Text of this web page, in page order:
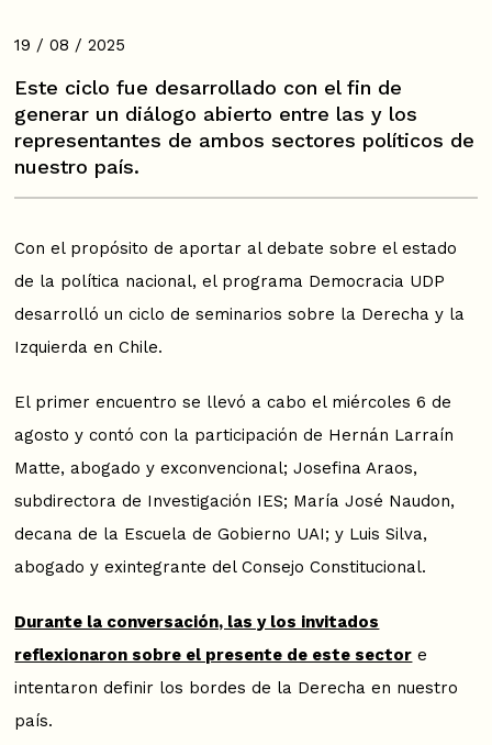
19 / 08 / 2025
Este ciclo fue desarrollado con el fin de
generar un diálogo abierto entre las y los
representantes de ambos sectores políticos de
nuestro país.
Con el propósito de aportar al debate sobre el estado
de la política nacional, el programa Democracia UDP
desarrolló un ciclo de seminarios sobre la Derecha y la
Izquierda en Chile.
El primer encuentro se llevó a cabo el miércoles 6 de
agosto y contó con la participación de Hernán Larraín
Matte, abogado y exconvencional; Josefina Araos,
subdirectora de Investigación IES; María José Naudon,
decana de la Escuela de Gobierno UAI; y Luis Silva,
abogado y exintegrante del Consejo Constitucional.
Durante la conversación, las y los invitados
reflexionaron sobre el presente de este sector e
intentaron definir los bordes de la Derecha en nuestro
país.